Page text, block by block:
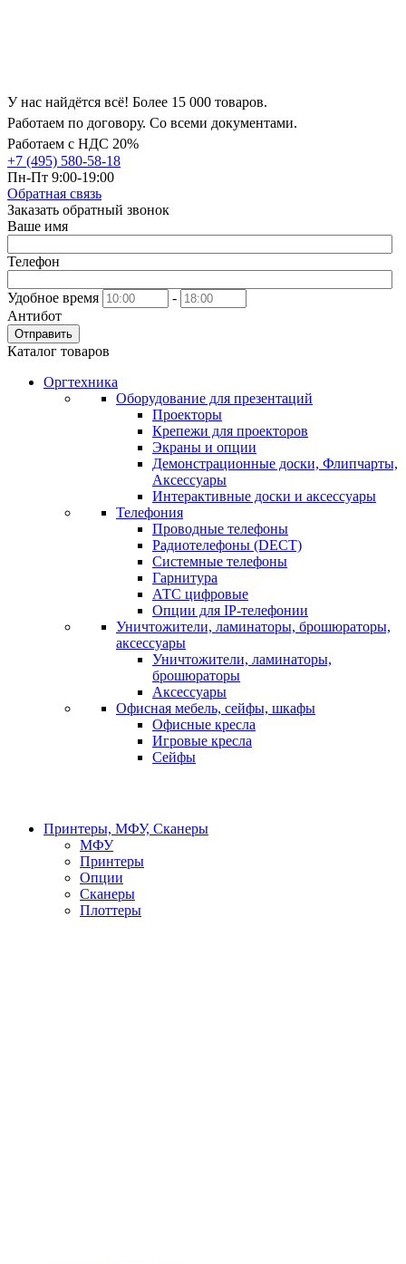
У нас найдётся всё! Более 15 000 товаров.
Работаем по договору. Со всеми документами.
Работаем с НДС 20%
+7 (495) 580-58-18
Пн-Пт 9:00-19:00
Обратная связь
Заказать обратный звонок
Ваше имя
Телефон
Удобное время
-
Антибот
Отправить
Каталог товаров
Оргтехника
Оборудование для презентаций
Проекторы
Крепежи для проекторов
Экраны и опции
Демонстрационные доски, Флипчарты,
Аксессуары
Интерактивные доски и аксессуары
Телефония
Проводные телефоны
Радиотелефоны (DECT)
Системные телефоны
Гарнитура
АТС цифровые
Опции для IP-телефонии
Уничтожители, ламинаторы, брошюраторы,
аксессуары
Уничтожители, ламинаторы,
брошюраторы
Аксессуары
Офисная мебель, сейфы, шкафы
Офисные кресла
Игровые кресла
Сейфы
Принтеры, МФУ, Сканеры
МФУ
Принтеры
Опции
Сканеры
Плоттеры